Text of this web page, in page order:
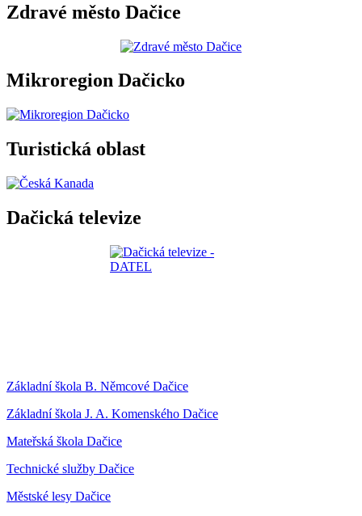
Zdravé město Dačice
Mikroregion Dačicko
Turistická oblast
Dačická televize
Základní škola B. Němcové Dačice
Základní škola J. A. Komenského Dačice
Mateřská škola Dačice
Technické služby Dačice
Městské lesy Dačice